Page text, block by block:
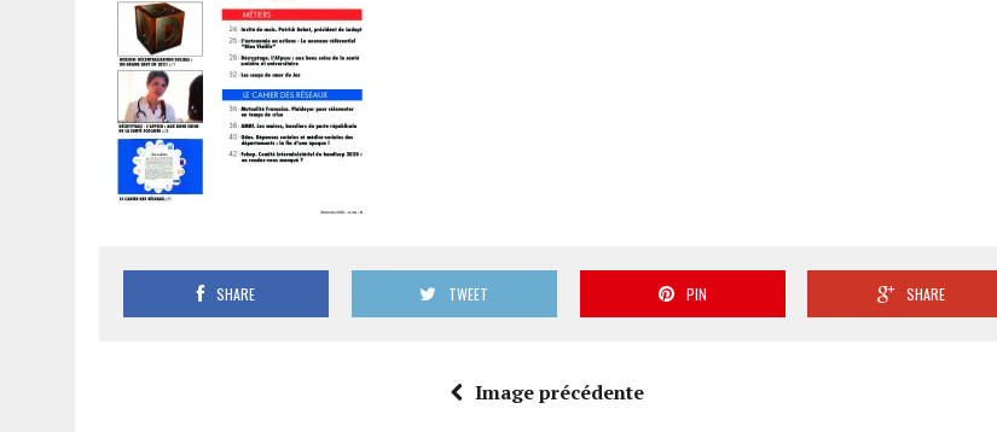
SHARE TWEET PIN SHARE
Image précédente